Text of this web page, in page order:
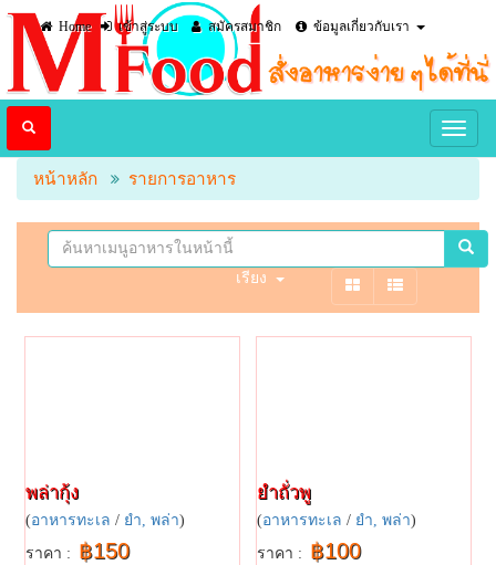
Home เข้าสู่ระบบ สมัครสมาชิก ข้อมูลเกี่ยวกับเรา
หน้าหลัก รายการอาหาร
เรียง
พล่ากุ้ง
(อาหารทะเล / ยำ, พล่า)
ราคา : ฿150
ยำถั่วพู
(อาหารทะเล / ยำ, พล่า)
ราคา : ฿100